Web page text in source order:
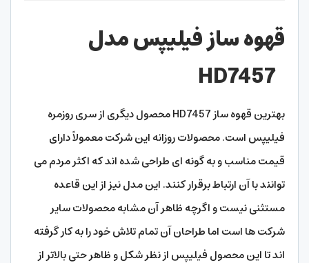
قیمت مناسب و به گونه ای طراحی شده اند که اکثر مردم می
توانند با آن ارتباط برقرار کنند. این مدل نیز از این قاعده
مستثنی نیست و اگرچه ظاهر آن مشابه محصولات سایر
اند تا این محصول فیلیپس از نظر شکل و ظاهر حتی بالاتر از
رقبای خود باشد. این دستگاه قهوه ساز دارای توان مصرفی
1000 وات و ظرفیت مخزن آب 1.25 لیتر است.
با این مقدار آب می توانید چیزی حدود 10 فنجان قهوه تازه
درست کنید. کار با این دستگاه مانند سایر دستگاه ها ساده می
باشد. فقط کافی است مخزن آب را پر از آب کرده و کمی پودر
قهوه را در محل خاصی مطابق سلیقه خود بریزید. در نهایت،